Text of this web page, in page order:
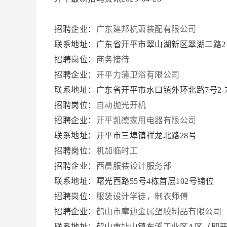
招聘企业： 广东建邦杭萧装配有限公司
联系地址：广东省开平市翠山湖新区翠湖二路2
招聘岗位： 商务接待
招聘企业： 开平力蒲卫浴有限公司
联系地址：广东省开平市水口镇外环北路7号2-
招聘岗位：
自动抛光开机
招聘企业： 开平凯德家用电器有限公司
联系地址：开平市三埠镇祥龙北路28号
招聘岗位： 机加临时工
招聘企业： 西晨服装设计服务部
联系地址：曙光西路55号4栋首层102号铺位
招聘岗位： 服装设计学徒，制衣师傅
招聘企业： 鹤山市摩迪金属塑胶制品有限公司